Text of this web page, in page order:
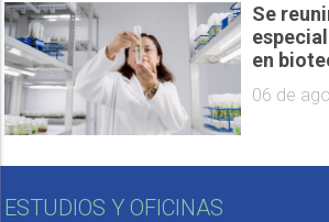
Se
en
06 de
ESTUDIOS Y OFICINAS